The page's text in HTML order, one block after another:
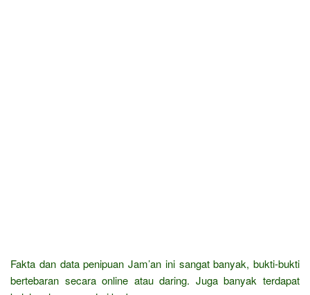
Fakta dan data penipuan Jam’an ini sangat banyak, bukti-bukti
bertebaran secara online atau daring. Juga banyak terdapat